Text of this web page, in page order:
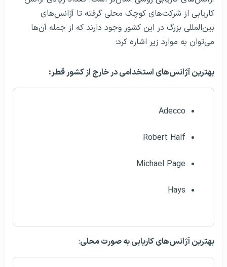
کاریابی از شرکت‌های کوچک محلی گرفته تا آژانس‌های
بین‌المللی بزرگ در این کشور وجود دارند که از جمله آن‌ها
می‌توان به موارد زیر اشاره کرد:
بهترین آژانس‌های استخدامی در خارج از کشور قطر:
Adecco
Robert Half
Michael Page
Hays
بهترین آژانس‌های کاریابی به صورت محلی: